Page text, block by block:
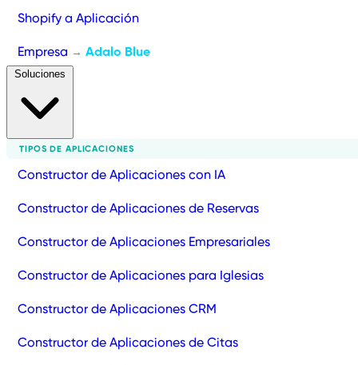
Shopify a Aplicación
Empresa → Adalo Blue
TIPOS DE APLICACIONES
Constructor de Aplicaciones con IA
Constructor de Aplicaciones de Reservas
Constructor de Aplicaciones Empresariales
Constructor de Aplicaciones para Iglesias
Constructor de Aplicaciones CRM
Constructor de Aplicaciones de Citas